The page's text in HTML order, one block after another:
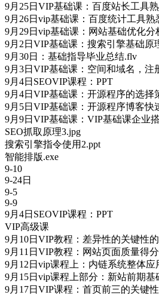
9月25日VIP基础课：百度站长工具
9月26日vip基础课：百度统计工具熟
9月29日vip基础课：网站基础优化分
9月2日VIP基础课：搜索引擎基础原
9月30日：基础指导毕业总结.flv
9月3日VIP基础课：空间和域名，注
9月4日SEOVIP课程：PPT
9月4日VIP基础课：开源程序的选择
9月5日VIP基础课：开源程序博客快
9月9日VIP基础课：VIP基础课企业
SEO抓取原理3.jpg
搜索引擎指令使用2.ppt
智能排版.exe
9-10
9-24日
9-5
9-9
9月4日SEOVIP课程：PPT
VIP高级课
9月10日VIP教程：差异性的关键性
9月11日VIP教程：网站页面质量得
9月12日vip课程上：内链系统整体应
9月15日vip课程上部分：新站前期
9月17日VIP课程：首页前三的关键